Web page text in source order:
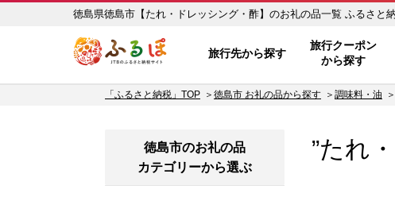
徳島県徳島市【
旅行先から探す
旅行クーポン
から探す
「ふるさと納税」TOP 徳島市 お礼の品から探す 調味料・油
”たれ
徳島市のお礼の品
カテゴリーから選ぶ